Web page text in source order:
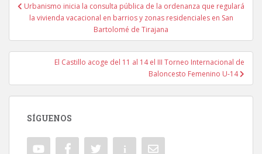
Navegación de entradas
Urbanismo inicia la consulta pública de la ordenanza que regulará
la vivienda vacacional en barrios y zonas residenciales en San
Bartolomé de Tirajana
El Castillo acoge del 11 al 14 el III Torneo Internacional de
Baloncesto Femenino U-14
SÍGUENOS